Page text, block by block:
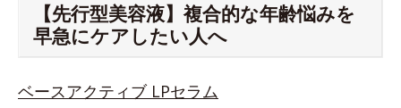
【先行型美容液】複合的な年齢悩みを
早急にケアしたい人へ
ベースアクティブ LPセラム